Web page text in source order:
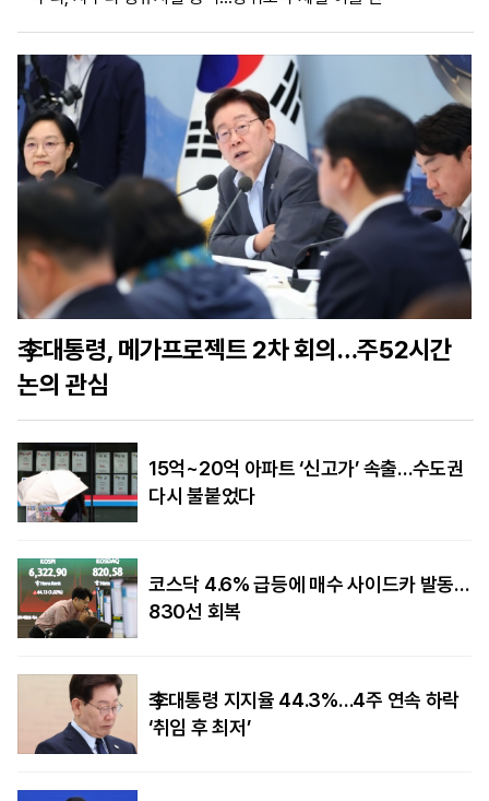
마
켓
파
워
운
세
대
동
李대통령, 메가프로젝트 2차 회의…주52시간
논의 관심
15억~20억 아파트 ‘신고가’ 속출…수도권
다시 불붙었다
코스닥 4.6% 급등에 매수 사이드카 발동…
830선 회복
李대통령 지지율 44.3%…4주 연속 하락
‘취임 후 최저’